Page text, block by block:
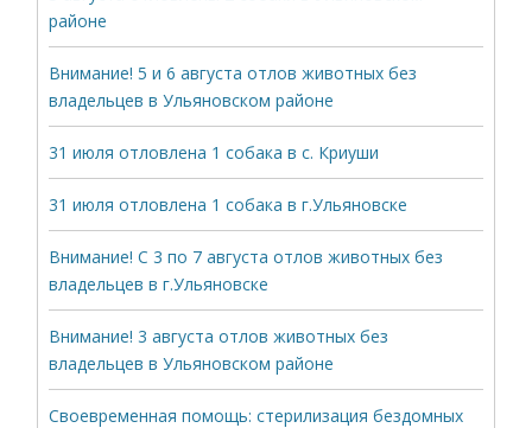
районе
Внимание! 5 и 6 августа отлов животных без
владельцев в Ульяновском районе
31 июля отловлена 1 собака в с. Криуши
31 июля отловлена 1 собака в г.Ульяновске
Внимание! С 3 по 7 августа отлов животных без
владельцев в г.Ульяновске
Внимание! 3 августа отлов животных без
владельцев в Ульяновском районе
Своевременная помощь: стерилизация бездомных